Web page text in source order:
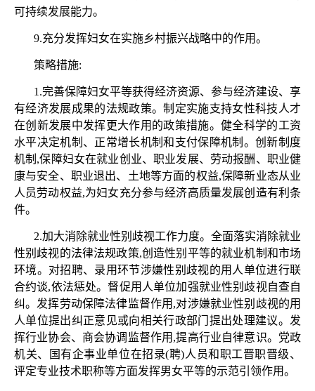
可持续发展能力。
9.充分发挥妇女在实施乡村振兴战略中的作用。
策略措施:
1.完善保障妇女平等获得经济资源、参与经济建设、享
有经济发展成果的法规政策。制定实施支持女性科技人才
在创新发展中发挥更大作用的政策措施。健全科学的工资
水平决定机制、正常增长机制和支付保障机制。创新制度
机制,保障妇女在就业创业、职业发展、劳动报酬、职业健
康与安全、职业退出、土地等方面的权益,保障新业态从业
人员劳动权益,为妇女充分参与经济高质量发展创造有利条
件。
2.加大消除就业性别歧视工作力度。全面落实消除就业
性别歧视的法律法规政策,创造性别平等的就业机制和市场
环境。对招聘、录用环节涉嫌性别歧视的用人单位进行联
合约谈,依法惩处。督促用人单位加强就业性别歧视自查自
纠。发挥劳动保障法律监督作用,对涉嫌就业性别歧视的用
人单位提出纠正意见或向相关行政部门提出处理建议。发
挥行业协会、商会协调监督作用,提高行业自律意识。党政
机关、国有企事业单位在招录(聘)人员和职工晋职晋级、
评定专业技术职称等方面发挥男女平等的示范引领作用。